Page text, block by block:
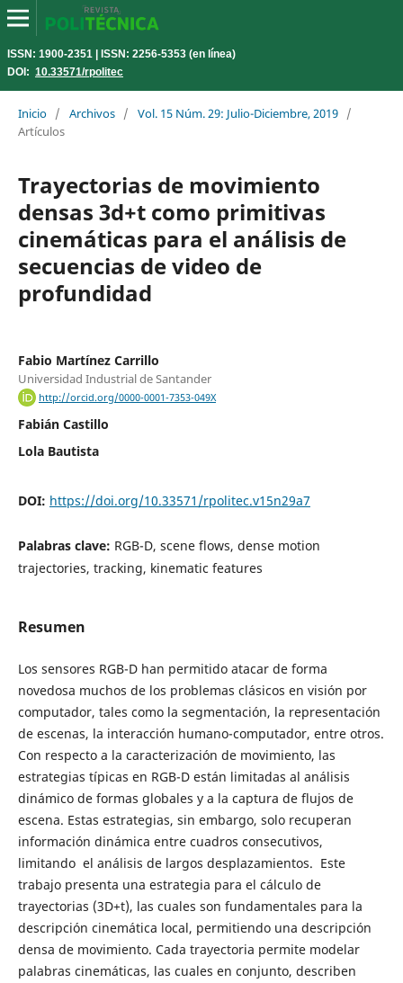
ISSN: 1900-2351 | ISSN: 2256-5353 (en línea)
DOI: 10.33571/rpolitec
Inicio / Archivos / Vol. 15 Núm. 29: Julio-Diciembre, 2019 /
Artículos
Trayectorias de movimiento
densas 3d+t como primitivas
cinemáticas para el análisis de
secuencias de video de
profundidad
Fabio Martínez Carrillo
Universidad Industrial de Santander
http://orcid.org/0000-0001-7353-049X
Fabián Castillo
Lola Bautista
DOI: https://doi.org/10.33571/rpolitec.v15n29a7
Palabras clave: RGB-D, scene flows, dense motion
trajectories, tracking, kinematic features
Resumen
Los sensores RGB-D han permitido atacar de forma
novedosa muchos de los problemas clásicos en visión por
computador, tales como la segmentación, la representación
de escenas, la interacción humano-computador, entre otros.
Con respecto a la caracterización de movimiento, las
estrategias típicas en RGB-D están limitadas al análisis
dinámico de formas globales y a la captura de flujos de
escena. Estas estrategias, sin embargo, solo recuperan
información dinámica entre cuadros consecutivos,
limitando el análisis de largos desplazamientos. Este
trabajo presenta una estrategia para el cálculo de
trayectorias (3D+t), las cuales son fundamentales para la
descripción cinemática local, permitiendo una descripción
densa de movimiento. Cada trayectoria permite modelar
palabras cinemáticas, las cuales en conjunto, describen